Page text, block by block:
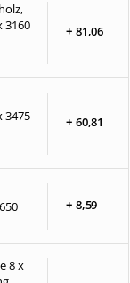
3160
+ 81,06
3475
+ 60,81
+ 8,59
8 x